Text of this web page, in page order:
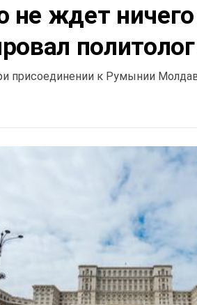
ждет ничего
присоединении к Румынии